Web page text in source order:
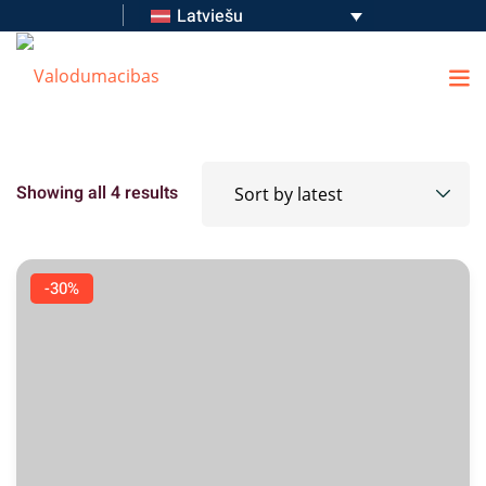
Latviešu
Showing all 4 results
-30%